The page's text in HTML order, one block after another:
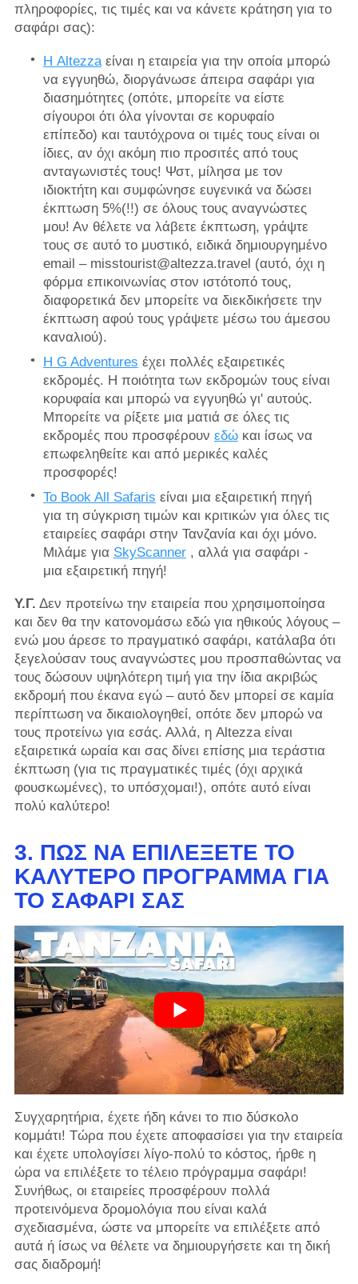
πληροφορίες, τις τιμές και να κάνετε κράτηση για το
σαφάρι σας):
Η Altezzaείναι η εταιρεία για την οποία μπορώ
να εγγυηθώ, διοργάνωσε άπειρα σαφάρι για
διασημότητες (οπότε, μπορείτε να είστε
σίγουροι ότι όλα γίνονται σε κορυφαίο
επίπεδο) και ταυτόχρονα οι τιμές τους είναι οι
ίδιες, αν όχι ακόμη πιο προσιτές από τους
ανταγωνιστές τους! Ψστ, μίλησα με τον
ιδιοκτήτη και συμφώνησε ευγενικά να δώσει
έκπτωση 5%(!!) σε όλους τους αναγνώστες
μου! Αν θέλετε να λάβετε έκπτωση, γράψτε
τους σε αυτό το μυστικό, ειδικά δημιουργημένο
email – misstourist@altezza.travel (αυτό, όχι η
φόρμα επικοινωνίας στον ιστότοπό τους,
διαφορετικά δεν μπορείτε να διεκδικήσετε την
έκπτωση αφού τους γράψετε μέσω του άμεσου
καναλιού).
Η G Adventures έχει πολλές εξαιρετικές
εκδρομές. Η ποιότητα των εκδρομών τους είναι
κορυφαία και μπορώ να εγγυηθώ γι' αυτούς.
Μπορείτε να ρίξετε μια ματιά σε όλες τις
εκδρομές που προσφέρουν εδώκαι ίσως να
επωφεληθείτε και από μερικές καλές
προσφορές!
Το Book All Safaris είναι μια εξαιρετική πηγή
για τη σύγκριση τιμών και κριτικών για όλες τις
εταιρείες σαφάρι στην Τανζανία και όχι μόνο. ​​
Μιλάμε για SkyScanner, αλλά για σαφάρι -
μια εξαιρετική πηγή!
Υ.Γ. Δεν προτείνω την εταιρεία που χρησιμοποίησα
και δεν θα την κατονομάσω εδώ για ηθικούς λόγους –
ενώ μου άρεσε το πραγματικό σαφάρι, κατάλαβα ότι
ξεγελούσαν τους αναγνώστες μου προσπαθώντας να
τους δώσουν υψηλότερη τιμή για την ίδια ακριβώς
εκδρομή που έκανα εγώ – αυτό δεν μπορεί σε καμία
περίπτωση να δικαιολογηθεί, οπότε δεν μπορώ να
τους προτείνω για εσάς. Αλλά, η Altezza είναι
εξαιρετικά ωραία και σας δίνει επίσης μια τεράστια
έκπτωση (για τις πραγματικές τιμές (όχι αρχικά
φουσκωμένες), το υπόσχομαι!), οπότε αυτό είναι
πολύ καλύτερο!
3. ΠΏΣ ΝΑ ΕΠΙΛΈΞΕΤΕ ΤΟ
ΚΑΛΎΤΕΡΟ ΠΡΌΓΡΑΜΜΑ ΓΙΑ
ΤΟ ΣΑΦΆΡΙ ΣΑΣ
Συγχαρητήρια, έχετε ήδη κάνει το πιο δύσκολο
κομμάτι! Τώρα που έχετε αποφασίσει για την εταιρεία
και έχετε υπολογίσει λίγο-πολύ το κόστος, ήρθε η
ώρα να επιλέξετε το τέλειο πρόγραμμα σαφάρι!
Συνήθως, οι εταιρείες προσφέρουν πολλά
προτεινόμενα δρομολόγια που είναι καλά
σχεδιασμένα, ώστε να μπορείτε να επιλέξετε από
αυτά ή ίσως να θέλετε να δημιουργήσετε και τη δική
σας διαδρομή!